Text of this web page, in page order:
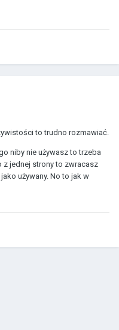
to trudno rozmawiać.
niby nie używasz to trzeba
z jednej strony to zwracasz
używany. No to jak w